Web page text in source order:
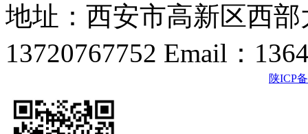
地址：西安市高新区西
13720767752 Email：
陕ICP